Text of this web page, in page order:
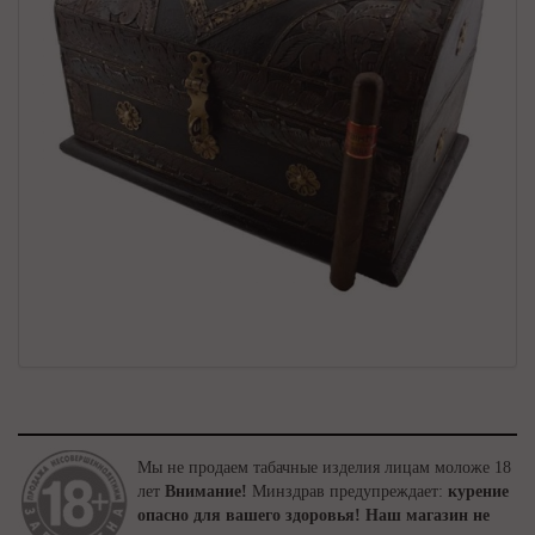
Мы не продаем табачные изделия лицам моложе 18
лет Внимание! Минздрав предупреждает: курение
опасно для вашего здоровья! Наш магазин не